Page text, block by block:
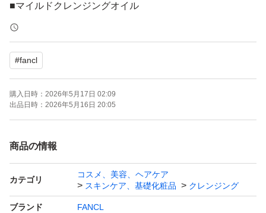
■マイルドクレンジングオイル
詰め替え用１１５ｍl ×２個
●製造年月日 ２０２６年１月６日
●フレッシュ期間
開封後：１２０日
未開封：製造年月日より３年
（開封後の期間含む）
ネコポスでご発送いたします。
#fancl
購入日時： 2026年5月17日 02:09
出品日時： 2026年5月16日 20:05
商品の情報
カテゴリ
コスメ、美容、ヘアケア
スキンケア、基礎化粧品
クレンジング
ブランド FANCL